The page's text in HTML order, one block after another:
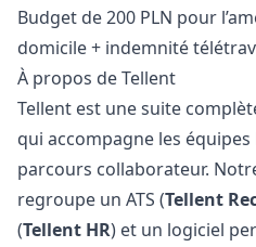
Budget de 200 PLN pour
domicile + indemnité
À propos de Tellent
Tellent est une suite
qui accompagne les
parcours collaborateur.
regroupe un ATS (Tellent
(Tellent HR) et un logiciel